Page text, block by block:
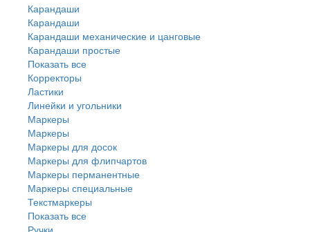
Карандаши
Карандаши
Карандаши механические и цанговые
Карандаши простые
Показать все
Корректоры
Ластики
Линейки и угольники
Маркеры
Маркеры
Маркеры для досок
Маркеры для флипчартов
Маркеры перманентные
Маркеры специальные
Текстмаркеры
Показать все
Ручки